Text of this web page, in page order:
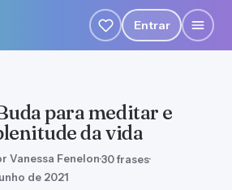
Entrar
para meditar e
da vida
Vanessa Fenelon·30 frases·
de 2021